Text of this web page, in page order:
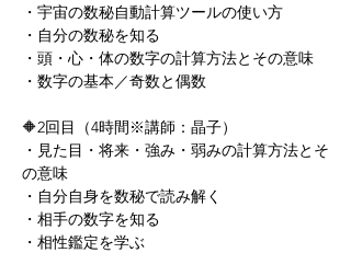
・宇宙の数秘自動計算ツールの使い方
・自分の数秘を知る
・頭・心・体の数字の計算方法とその意味
・数字の基本／奇数と偶数
🔶2回目（4時間※講師：晶子）
・見た目・将来・強み・弱みの計算方法とそ
の意味
・自分自身を数秘で読み解く
・相手の数字を知る
・相性鑑定を学ぶ